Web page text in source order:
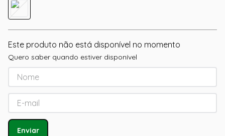
Este produto não está disponível no momento
Quero saber quando estiver disponível
Enviar